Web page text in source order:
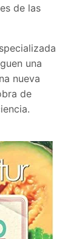
de las
una
nueva
de